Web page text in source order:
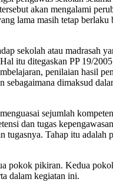
akan mengalami
lama masih tetap
sekolah atau
itu ditegaskan PP 19/
penilaian hasil
sebagaimana dimaksud
sejumlah
dan tugas
Tahap itu
pokok pikiran. Kedua
dalam kegiatan ini.